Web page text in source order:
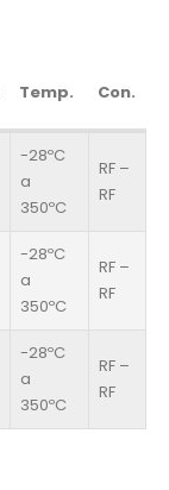
Temp. Con.
-28ºC
a
350ºC
RF –
RF
-28ºC
a
350ºC
RF –
RF
-28ºC
a
350ºC
RF –
RF